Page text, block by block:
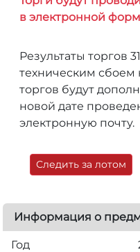
в электронной
Результаты торгов
техническим сбоем
торгов будут
новой дате
электронную почту.
Следить за лотом
Информация о
Год